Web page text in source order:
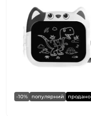
-10% популярний продано